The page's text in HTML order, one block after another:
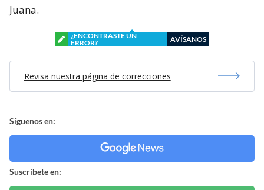
Juana.
¿ENCONTRASTE UN
ERROR?
AVÍSANOS
Revisa nuestra página de correcciones
Síguenos en:
Suscríbete en: